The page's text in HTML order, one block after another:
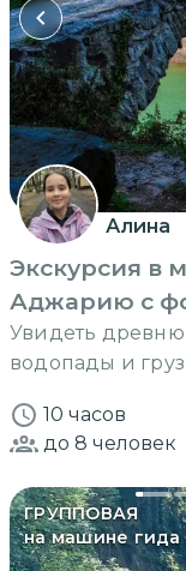
Алина
Экскурсия в
Аджарию с
Увидеть
водопады и
10 часов
до 8 человек
ГРУППОВАЯ
на машине гида